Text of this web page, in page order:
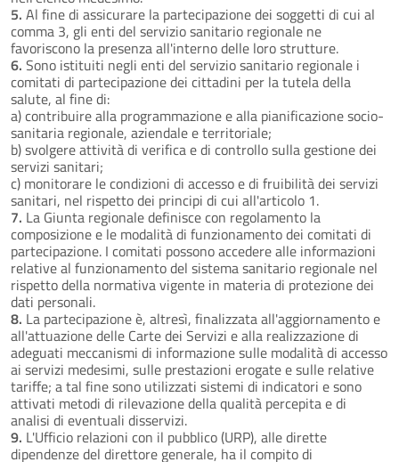
5. Al fine di assicurare la partecipazione dei soggetti di cui al
comma 3, gli enti del servizio sanitario regionale ne
favoriscono la presenza all'interno delle loro strutture.
6. Sono istituiti negli enti del servizio sanitario regionale i
comitati di partecipazione dei cittadini per la tutela della
salute, al fine di:
a) contribuire alla programmazione e alla pianificazione socio-
sanitaria regionale, aziendale e territoriale;
b) svolgere attività di verifica e di controllo sulla gestione dei
servizi sanitari;
c) monitorare le condizioni di accesso e di fruibilità dei servizi
sanitari, nel rispetto dei principi di cui all'articolo 1.
7. La Giunta regionale definisce con regolamento la
composizione e le modalità di funzionamento dei comitati di
partecipazione. I comitati possono accedere alle informazioni
relative al funzionamento del sistema sanitario regionale nel
rispetto della normativa vigente in materia di protezione dei
dati personali.
8. La partecipazione è, altresì, finalizzata all'aggiornamento e
all'attuazione delle Carte dei Servizi e alla realizzazione di
adeguati meccanismi di informazione sulle modalità di accesso
ai servizi medesimi, sulle prestazioni erogate e sulle relative
tariffe; a tal fine sono utilizzati sistemi di indicatori e sono
attivati metodi di rilevazione della qualità percepita e di
analisi di eventuali disservizi.
9. L'Ufficio relazioni con il pubblico (URP), alle dirette
dipendenze del direttore generale, ha il compito di